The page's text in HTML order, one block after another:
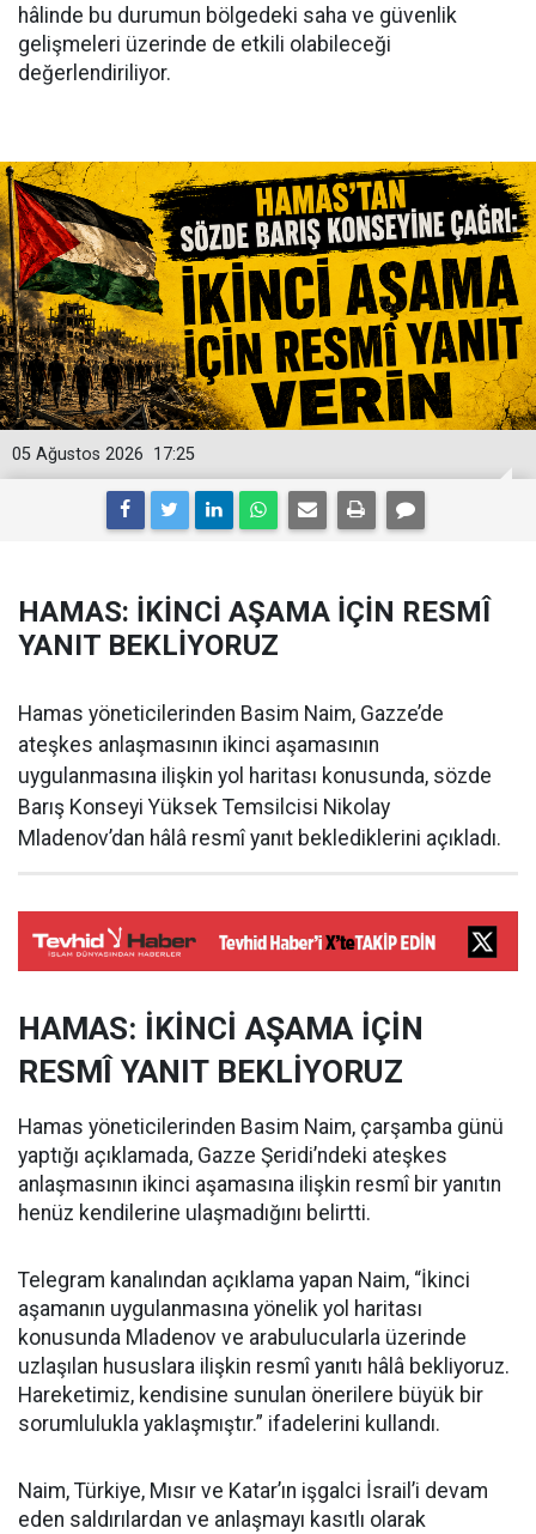
hâlinde bu durumun bölgedeki saha ve güvenlik
gelişmeleri üzerinde de etkili olabileceği
değerlendiriliyor.
17:25
05 Ağustos 2026
HAMAS: İKİNCİ AŞAMA İÇİN RESMÎ
YANIT BEKLİYORUZ
Hamas yöneticilerinden Basim Naim, Gazze’de
ateşkes anlaşmasının ikinci aşamasının
uygulanmasına ilişkin yol haritası konusunda, sözde
Barış Konseyi Yüksek Temsilcisi Nikolay
Mladenov’dan hâlâ resmî yanıt beklediklerini açıkladı.
HAMAS: İKİNCİ AŞAMA İÇİN
RESMÎ YANIT BEKLİYORUZ
Hamas yöneticilerinden Basim Naim, çarşamba günü
yaptığı açıklamada, Gazze Şeridi’ndeki ateşkes
anlaşmasının ikinci aşamasına ilişkin resmî bir yanıtın
henüz kendilerine ulaşmadığını belirtti.
Telegram kanalından açıklama yapan Naim, “İkinci
aşamanın uygulanmasına yönelik yol haritası
konusunda Mladenov ve arabulucularla üzerinde
uzlaşılan hususlara ilişkin resmî yanıtı hâlâ bekliyoruz.
Hareketimiz, kendisine sunulan önerilere büyük bir
sorumlulukla yaklaşmıştır.” ifadelerini kullandı.
Naim, Türkiye, Mısır ve Katar’ın işgalci İsrail’i devam
eden saldırılardan ve anlaşmayı kasıtlı olarak